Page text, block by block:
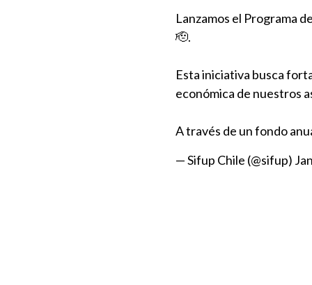
Lanzamos el Programa
🫡.
Esta iniciativa busca
económica de nuestros
A través de un fondo
— Sifup Chile (@sifup)